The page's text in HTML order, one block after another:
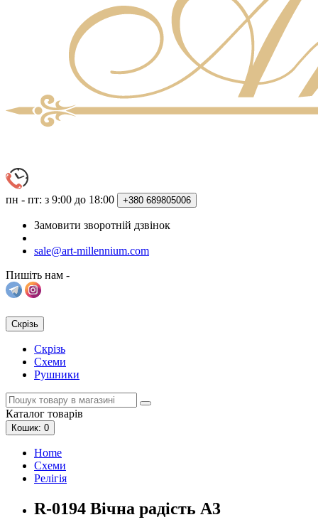
пн - пт: з 9:00 до 18:00 +380 689805006
Замовити зворотній дзвінок
sale@art-millennium.com
Пишіть нам -
Скрізь
Скрізь
Схеми
Рушники
Каталог товарів
Кошик: 0
Home
Схеми
Релігія
R-0194 Вічна радість А3